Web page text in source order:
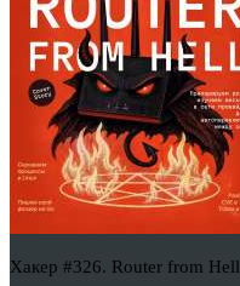
Хакер #326. Router from Hell